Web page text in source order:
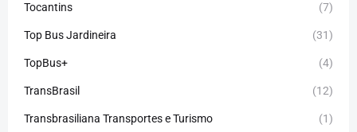
Tocantins (7)
Top Bus Jardineira (31)
TopBus+ (4)
TransBrasil (12)
Transbrasiliana Transportes e Turismo (1)